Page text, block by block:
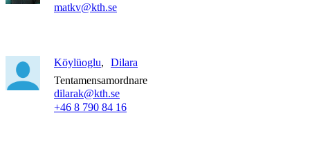
matkv@kth.se
Köylüoglu
Dilara
Tentamensamordnare
dilarak@kth.se
+46 8 790 84 16